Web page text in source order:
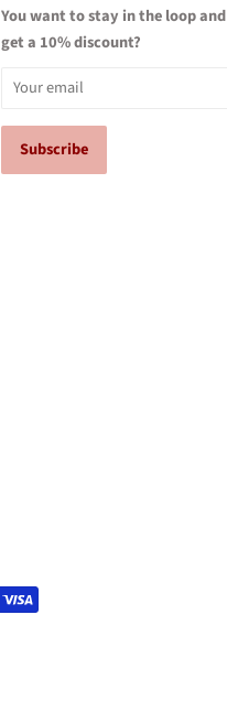
You want to stay in the loop and
get a 10% discount?